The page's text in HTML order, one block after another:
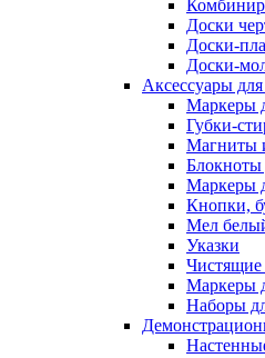
Доски
Доски-
Доски-
Аксессуары
Маркеры
Губки-
Магниты
Блокноты
Маркеры
Кнопки,
Мел
Указки
Чистящие
Маркеры
Наборы